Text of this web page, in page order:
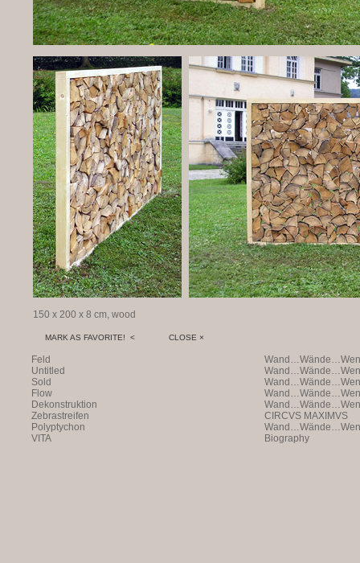
150 x 200 x 8 cm, wood
MARK AS FAVORITE! < CLOSE ×
Feld
Untitled
Sold
Flow
Dekonstruktion
Zebrastreifen
CIRCVS MAXIMVS
Polyptychon
VITA
Biography